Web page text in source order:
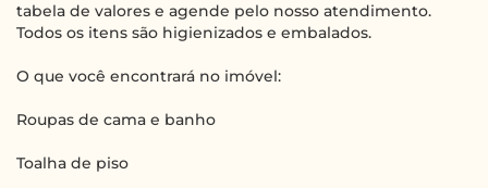
tabela de valores e agende pelo nosso atendimento.
Todos os itens são higienizados e embalados.
O que você encontrará no imóvel:
Roupas de cama e banho
Toalha de piso